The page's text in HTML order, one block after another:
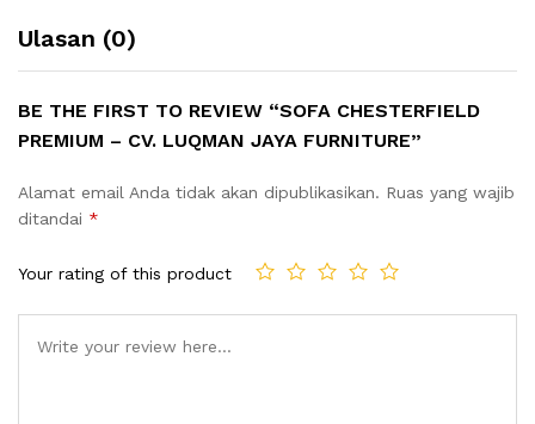
Ulasan (0)
BE THE FIRST TO REVIEW “SOFA CHESTERFIELD
PREMIUM – CV. LUQMAN JAYA FURNITURE”
Alamat email Anda tidak akan dipublikasikan. Ruas yang wajib
ditandai *
Your rating of this product